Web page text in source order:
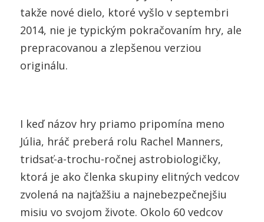
takže nové dielo, ktoré vyšlo v septembri
2014, nie je typickým pokračovaním hry, ale
prepracovanou a zlepšenou verziou
originálu.
I keď názov hry priamo pripomína meno
Júlia, hráč preberá rolu Rachel Manners,
tridsať-a-trochu-ročnej astrobiologičky,
ktorá je ako členka skupiny elitných vedcov
zvolená na najťažšiu a najnebezpečnejšiu
misiu vo svojom živote. Okolo 60 vedcov